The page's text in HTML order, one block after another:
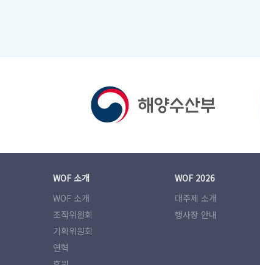
WOF 소개
WOF 소개
조직위원회
기획위원회
연혁
WOF 2026
대주제 소개
행사장 안내